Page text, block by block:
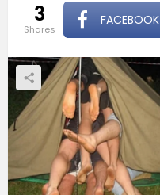
3
shares
FACEBOOK